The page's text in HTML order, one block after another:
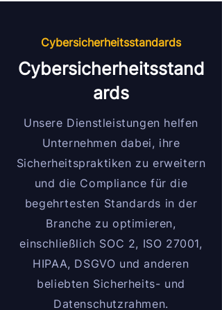
Cybersicherheitsstandards
Cybersicherheitsstand
ards
Unsere Dienstleistungen helfen
Unternehmen dabei, ihre
Sicherheitspraktiken zu erweitern
und die Compliance für die
begehrtesten Standards in der
Branche zu optimieren,
einschließlich SOC 2, ISO 27001,
HIPAA, DSGVO und anderen
beliebten Sicherheits- und
Datenschutzrahmen.